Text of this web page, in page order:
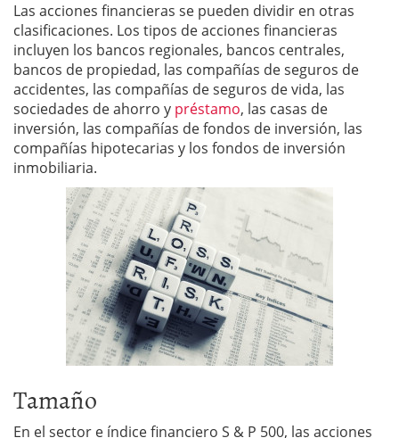
Las acciones financieras se pueden dividir en otras
clasificaciones. Los tipos de acciones financieras
incluyen los bancos regionales, bancos centrales,
bancos de propiedad, las compañías de seguros de
accidentes, las compañías de seguros de vida, las
sociedades de ahorro y préstamo, las casas de
inversión, las compañías de fondos de inversión, las
compañías hipotecarias y los fondos de inversión
inmobiliaria.
Tamaño
En el sector e índice financiero S & P 500, las acciones